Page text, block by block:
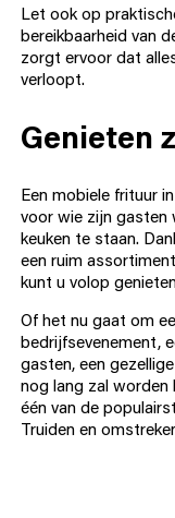
Let ook op
bereikbaarheid van
zorgt ervoor dat
verloopt.
Genieten
Een mobiele frituur
voor wie zijn gasten
keuken te staan.
een ruim
kunt u volop
Of het nu gaat om
bedrijfsevenement,
gasten, een
nog lang zal worden
één van de
Truiden en